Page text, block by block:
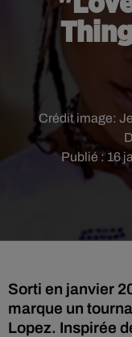
Publié : 16
Crédit image:
Sorti en janvier
marque un
Lopez. Inspirée